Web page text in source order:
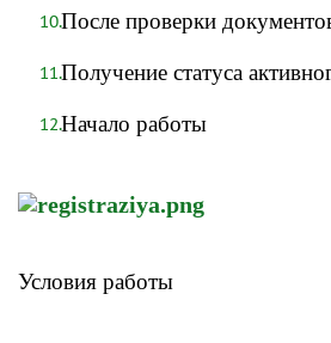
После проверки
Получение статуса
Начало работы
Условия работы